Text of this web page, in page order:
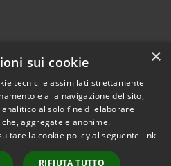
Copyright © 2026 • Comune di
Molinella • Powered by
Municipium• Accesso
×
sui cookie
tecnici e assimilati strettamente
e alla navigazione del sito,
al solo fine di elaborare
aggregate e anonime.
la cookie policy al seguente link
RIFIUTA TUTTO